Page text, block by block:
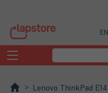
EN
Toggle
navigation
Lenovo ThinkPad